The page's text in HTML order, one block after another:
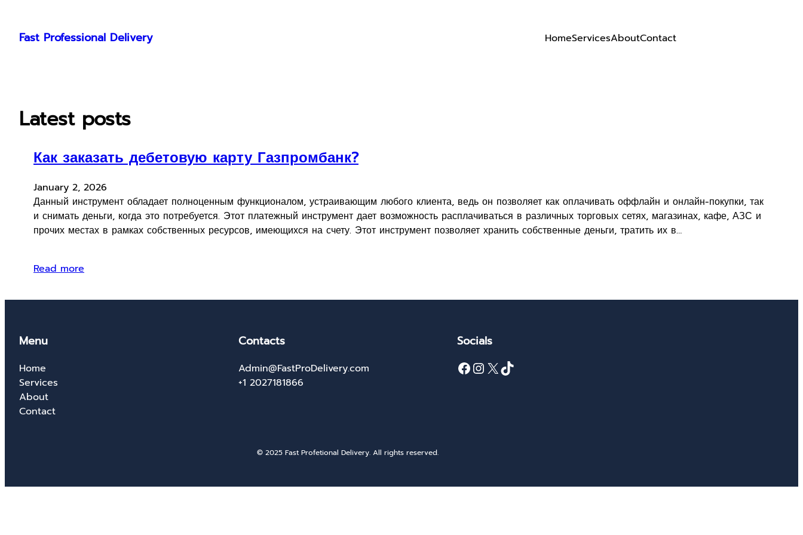
content
Fast Professional Delivery HomeServicesAboutContact
Latest posts
Как заказать дебетовую карту Газпромбанк?
January 2, 2026
Данный инструмент обладает полноценным функционалом, устраивающим любого клиента, ведь он позволяет как оплачивать оффлайн и онлайн-покупки, так
и снимать деньги, когда это потребуется. Этот платежный инструмент дает возможность расплачиваться в различных торговых сетях, магазинах, кафе, АЗС и
прочих местах в рамках собственных ресурсов, имеющихся на счету. Этот инструмент позволяет хранить собственные деньги, тратить их в…
Read more
Menu
Home
Services
About
Contact
Contacts
Admin@FastProDelivery.com
+1 2027181866
Socials
Facebook InstagramX TikTok
© 2025 Fast Profetional Delivery. All rights reserved.